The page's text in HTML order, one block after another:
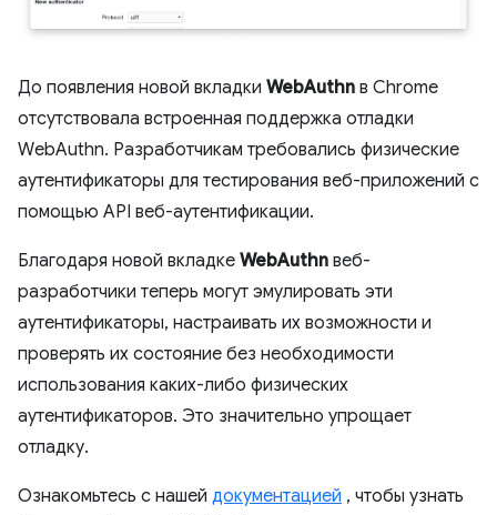
До появления новой вкладки WebAuthn в Chrome
отсутствовала встроенная поддержка отладки
WebAuthn. Разработчикам требовались физические
аутентификаторы для тестирования веб-приложений с
помощью API веб-аутентификации.
Благодаря новой вкладке WebAuthn веб-
разработчики теперь могут эмулировать эти
аутентификаторы, настраивать их возможности и
проверять их состояние без необходимости
использования каких-либо физических
аутентификаторов. Это значительно упрощает
отладку.
Ознакомьтесь с нашей документацией , чтобы узнать